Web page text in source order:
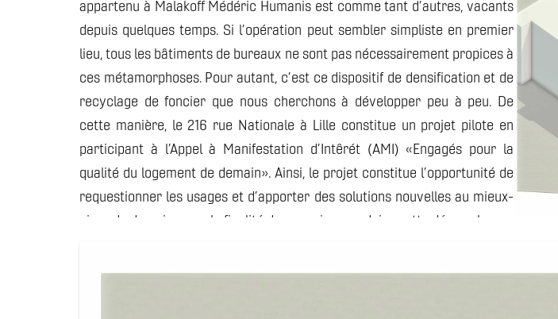
appartenu à Malakoff Médéric Humanis est comme tant d’autres, vacants
depuis quelques temps. Si l’opération peut sembler simpliste en premier
lieu, tous les bâtiments de bureaux ne sont pas nécessairement propices à
ces métamorphoses. Pour autant, c’est ce dispositif de densification et de
recyclage de foncier que nous cherchons à développer peu à peu. De
cette manière, le 216 rue Nationale à Lille constitue un projet pilote en
participant à l’Appel à Manifestation d’Intêrét (AMI) «Engagés pour la
qualité du logement de demain». Ainsi, le projet constitue l’opportunité de
requestionner les usages et d’apporter des solutions nouvelles au mieux-
vivre de demain, avec la finalité de pouvoir reproduire cette démarche sur